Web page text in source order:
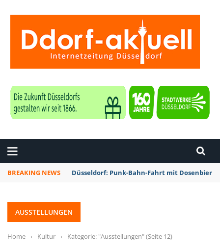
BREAKING NEWS Düsseldorf: Punk-Bahn-Fahrt mit Dosenbier
AUSSTELLUNGEN
Home › Kultur › Kategorie: "Ausstellungen"(Seite 12)